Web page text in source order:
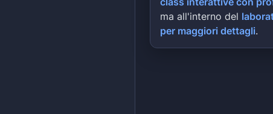
ma all'interno del
per maggiori dettagli.